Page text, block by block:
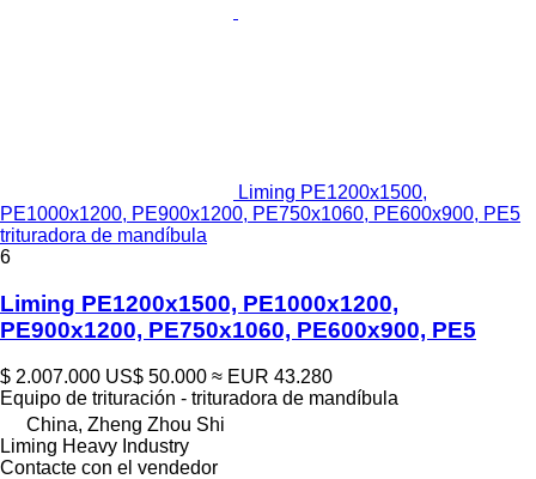
Liming PE1200x1500,
PE1000x1200, PE900x1200, PE750x1060, PE600x900, PE5
trituradora de mandíbula
6
Liming PE1200x1500, PE1000x1200,
PE900x1200, PE750x1060, PE600x900, PE5
$ 2.007.000 US$ 50.000 ≈ EUR 43.280
Equipo de trituración - trituradora de mandíbula
China, Zheng Zhou Shi
Liming Heavy Industry
Contacte con el vendedor